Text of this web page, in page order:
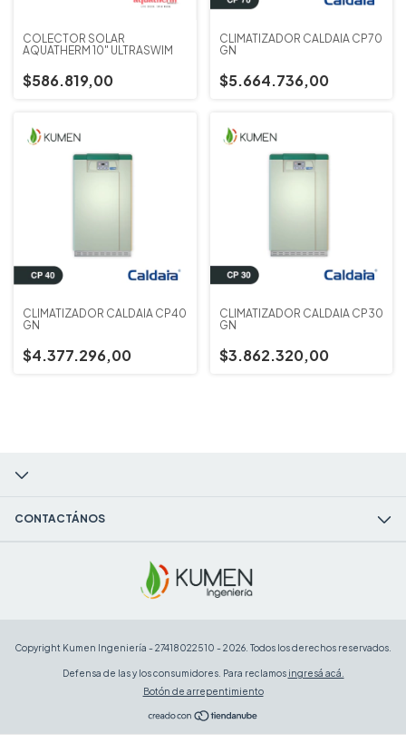
COLECTOR SOLAR
AQUATHERM 10" ULTRASWIM
$586.819,00
CLIMATIZADOR CALDAIA CP70
GN
$5.664.736,00
CLIMATIZADOR CALDAIA CP40
GN
$4.377.296,00
CLIMATIZADOR CALDAIA CP30
GN
$3.862.320,00
CONTACTÁNOS
Copyright Kumen Ingeniería - 27418022510 - 2026. Todos los derechos reservados.
Defensa de las y los consumidores. Para reclamos ingresá acá.
Botón de arrepentimiento